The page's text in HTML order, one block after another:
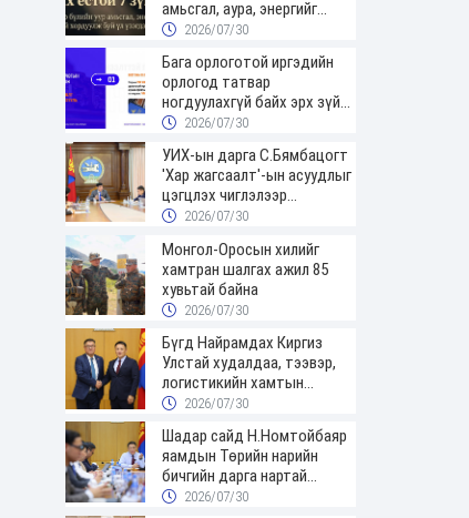
амьсгал, аура, энергийг
хордуулдаг 7 зүйл
2026/07/30
Бага орлоготой иргэдийн
орлогод татвар
ногдуулахгүй байх эрх зүйн
орчныг бүрдүүллээ
2026/07/30
УИХ-ын дарга С.Бямбацогт
'Хар жагсаалт'-ын асуудлыг
цэгцлэх чиглэлээр
Монголбанкны удирдлагад
үүрэг өглөө
2026/07/30
Монгол-Оросын хилийг
хамтран шалгах ажил 85
хувьтай байна
2026/07/30
Бүгд Найрамдах Киргиз
Улстай худалдаа, тээвэр,
логистикийн хамтын
ажиллагааг өргөжүүлнэ
2026/07/30
Шадар сайд Н.Номтойбаяр
яамдын Төрийн нарийн
бичгийн дарга нартай
шуурхай хуралдлаа
2026/07/30